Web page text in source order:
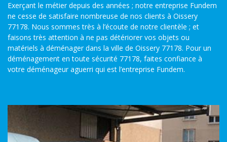
Exerçant le métier depuis des années ; notre entreprise Fundem
ne cesse de satisfaire nombreuse de nos clients à Oissery
77178. Nous sommes très à l’écoute de notre clientèle ; et
faisons très attention à ne pas détériorer vos objets ou
matériels à déménager dans la ville de Oissery 77178. Pour un
déménagement en toute sécurité 77178, faites confiance à
votre déménageur aguerri qui est l’entreprise Fundem.